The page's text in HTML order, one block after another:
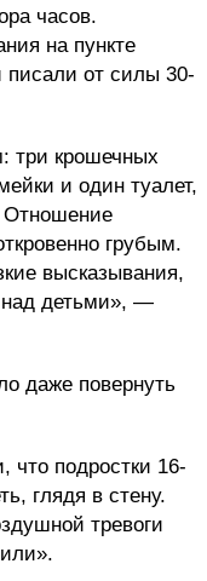
часов.
на пункте
писали от силы 30-
три крошечных
и один туалет,
грубым.
высказывания,
детьми», —
даже повернуть
что подростки 16-
глядя в стену.
тревоги